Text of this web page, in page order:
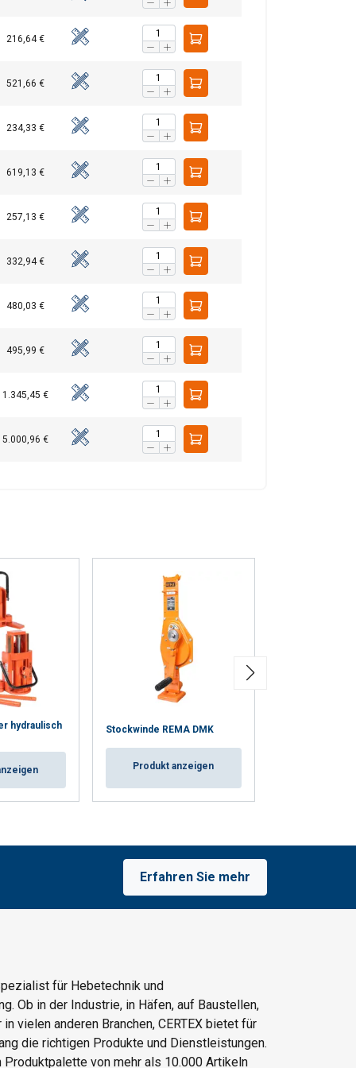
216,64 €
521,66 €
234,33 €
619,13 €
257,13 €
332,94 €
480,03 €
495,99 €
1.345,45 €
5.000,96 €
hydraulisch Stockwinde REMA DMK
Produkt anzeigen
Erfahren Sie mehr
für Hebetechnik und
Ob in der Industrie, in Häfen, auf Baustellen,
vielen anderen Branchen, CERTEX bietet für
die richtigen Produkte und Dienstleistungen.
von mehr als 10.000 Artikeln
die Sie ihnen
Unklassifizierte
AKZEPTIEREN